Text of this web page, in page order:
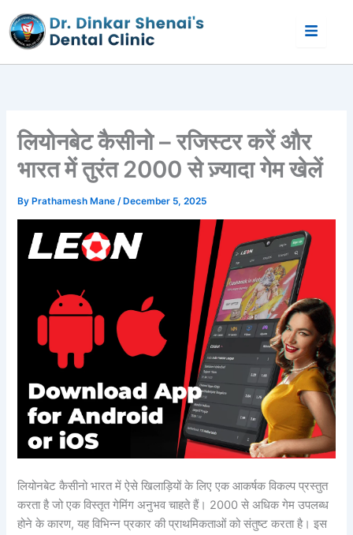
to
content
लियोनबेट कैसीनो – रजिस्टर करें और
भारत में तुरंत 2000 से ज़्यादा गेम खेलें
ByPrathamesh Mane/December 5, 2025
लियोनबेट कैसीनो भारत में ऐसे खिलाड़ियों के लिए एक आकर्षक विकल्प प्रस्तुत
करता है जो एक विस्तृत गेमिंग अनुभव चाहते हैं। 2000 से अधिक गेम उपलब्ध
होने के कारण, यह विभिन्न प्रकार की प्राथमिकताओं को संतुष्ट करता है। इस